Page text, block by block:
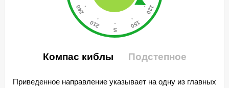
Компас киблы Подстепное
Приведенное направление указывает на одну из главных